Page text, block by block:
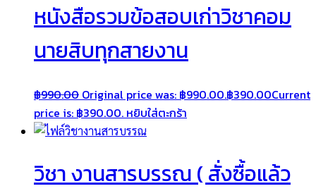
หนังสือรวมข้อสอบเก่าวิชาคอม
นายสิบทุกสายงาน
฿990.00 Original price was: ฿990.00.฿390.00Current
price is: ฿390.00. หยิบใส่ตะกร้า
วิชา งานสารบรรณ ( สั่งซื้อแล้ว